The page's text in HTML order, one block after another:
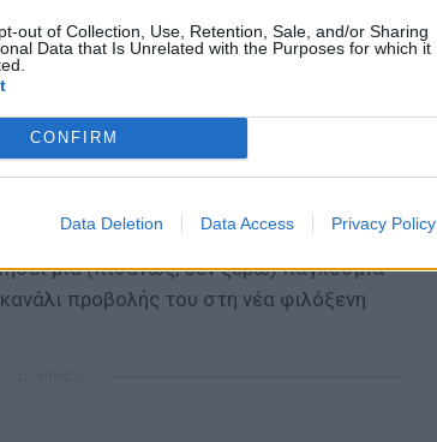
out of Collection, Use, Retention, Sale, and/or Sharing
Data that Is Unrelated with the Purposes for which it
CONFIRM
Data Deletion Data Access Privacy Policy
μια παροιμία του τόπου μου.
αλλά και τόσο ταλαιπωρημένο
Έρωτα Φυγά, που κατάφερε όχι μόνο να
μια (πιθανώς, δεν ξέρω) παγκόσμια
προβολής του στη νέα φιλόξενη